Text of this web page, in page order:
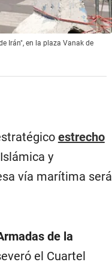
Irán", en la plaza Vanak de
estrecho
y
vía marítima será
de la
el Cuartel